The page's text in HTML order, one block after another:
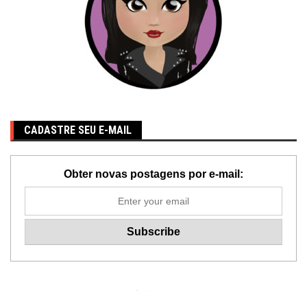
CADASTRE SEU E-MAIL
Obter novas postagens por e-mail: